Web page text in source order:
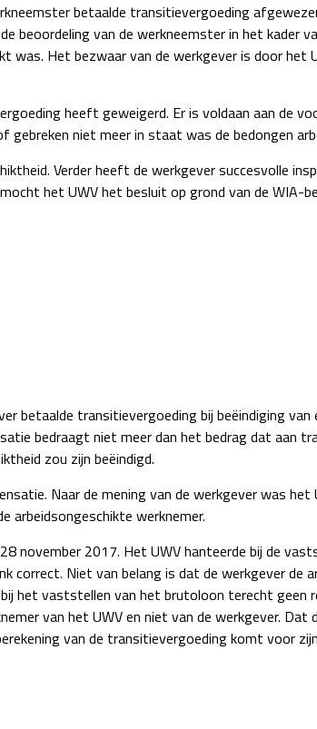
betaalde transitievergoeding
van de werkneemster in het kader
Het bezwaar van de werkgever is door het
heeft geweigerd. Er is voldaan aan de
niet meer in staat was de bedongen
Verder heeft de werkgever succesvolle
het UWV het besluit op grond van de WIA-
betaalde transitievergoeding bij beëindiging van
bedraagt niet meer dan het bedrag dat aan
zou zijn beëindigd.
Naar de mening van de werkgever was het
arbeidsongeschikte werknemer.
november 2017. Het UWV hanteerde bij de
correct. Niet van belang is dat de werkgever de
het vaststellen van het brutoloon terecht geen
van het UWV en niet van de werkgever. Dat
van de transitievergoeding komt voor